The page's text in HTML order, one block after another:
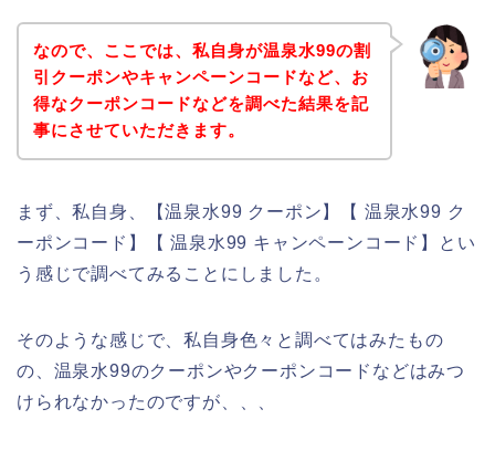
なので、ここでは、私自身が温泉水99の割
引クーポンやキャンペーンコードなど、お
得なクーポンコードなどを調べた結果を記
事にさせていただきます。
まず、私自身、【温泉水99 クーポン】【 温泉水99 ク
ーポンコード】【 温泉水99 キャンペーンコード】とい
う感じで調べてみることにしました。
そのような感じで、私自身色々と調べてはみたもの
の、温泉水99のクーポンやクーポンコードなどはみつ
けられなかったのですが、、、